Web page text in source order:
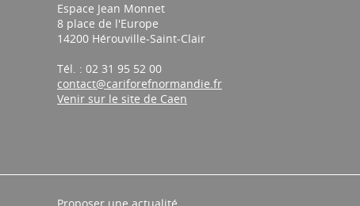
Espace Jean Monnet
8 place de l'Europe
14200 Hérouville-Saint-Clair
Tél. : 02 31 95 52 00
contact@cariforefnormandie.fr
Venir sur le site de Caen